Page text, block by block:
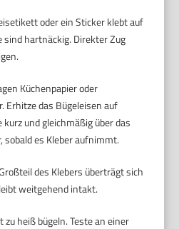
oder ein Sticker klebt auf
hartnäckig. Direkter Zug
Küchenpapier oder
Erhitze das Bügeleisen auf
und gleichmäßig über das
sobald es Kleber aufnimmt.
des Klebers überträgt sich
weitgehend intakt.
heiß bügeln. Teste an einer